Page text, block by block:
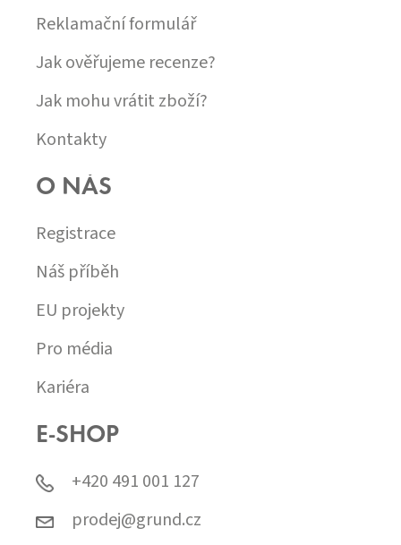
Reklamační formulář
Jak ověřujeme recenze?
Jak mohu vrátit zboží?
Kontakty
O NÁS
Registrace
Náš příběh
EU projekty
Pro média
Kariéra
E-SHOP
+420 491 001 127
prodej@grund.cz